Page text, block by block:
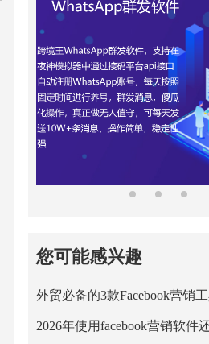
您可能感兴趣
2026年使用facebook营销软件